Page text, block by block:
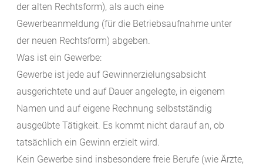
der alten Rechtsform), als auch eine
Gewerbeanmeldung (für die Betriebsaufnahme unter
der neuen Rechtsform) abgeben.
Was ist ein Gewerbe:
Gewerbe ist jede auf Gewinnerzielungsabsicht
ausgerichtete und auf Dauer angelegte, in eigenem
Namen und auf eigene Rechnung selbstständig
ausgeübte Tätigkeit. Es kommt nicht darauf an, ob
tatsächlich ein Gewinn erzielt wird.
Kein Gewerbe sind insbesondere freie Berufe (wie Ärzte,